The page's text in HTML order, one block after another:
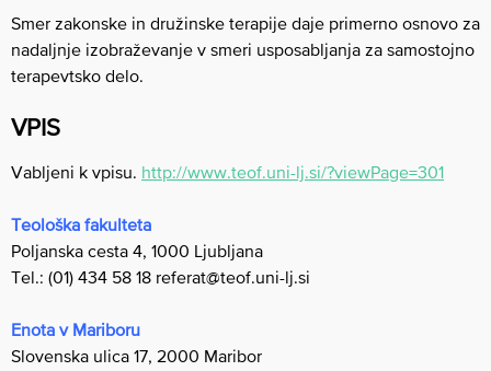
Smer zakonske in družinske terapije daje primerno osnovo za
nadaljnje izobraževanje v smeri usposabljanja za samostojno
terapevtsko delo.
VPIS
Vabljeni k vpisu. http://www.teof.uni-lj.si/?viewPage=301
Teološka fakulteta
Poljanska cesta 4, 1000 Ljubljana
Tel.: (01) 434 58 18 referat@teof.uni-lj.si
Enota v Mariboru
Slovenska ulica 17, 2000 Maribor